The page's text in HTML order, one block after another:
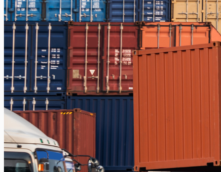
Makassar – Merauke
Makassar – Nabire
Makassar – Papua
Makassar – Serui
Balikpapan
Balikpapan – Makassar
Balikpapan – Papua
Balikpapan – Ternate
Balikpapan – Kendari
Balikpapan – Surabaya
Balikpapan – Semarang
Balikpapan – Manado
Balikpapan – Jakarta
Balikpapan – Bali
Samarinda
Samarinda – Kendari
Samarinda – Makassar
Surabaya